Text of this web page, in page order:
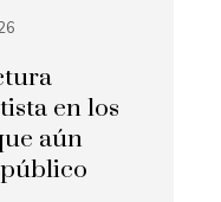
en los
aún